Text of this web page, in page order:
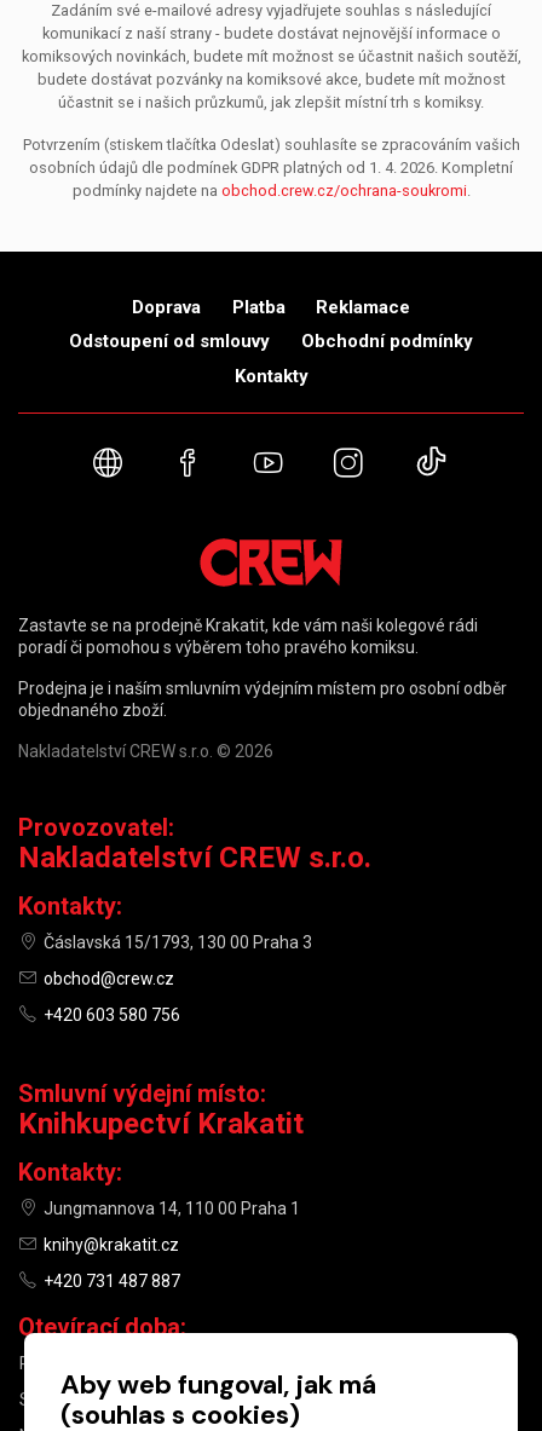
Zadáním své e-mailové adresy vyjadřujete souhlas s následující
komunikací z naší strany - budete dostávat nejnovější informace o
komiksových novinkách, budete mít možnost se účastnit našich soutěží,
budete dostávat pozvánky na komiksové akce, budete mít možnost
účastnit se i našich průzkumů, jak zlepšit místní trh s komiksy.
Potvrzením (stiskem tlačítka Odeslat) souhlasíte se zpracováním vašich
osobních údajů dle podmínek GDPR platných od 1. 4. 2026. Kompletní
podmínky najdete na obchod.crew.cz/ochrana-soukromi.
Doprava Platba
Reklamace
Odstoupení od smlouvy
Obchodní podmínky
Kontakty
Webové stránky
FacebookYouTubeInstagram
Zastavte se na prodejně Krakatit, kde vám naši kolegové rádi
poradí či pomohou s výběrem toho pravého komiksu.
Prodejna je i naším smluvním výdejním místem pro osobní odběr
objednaného zboží.
Nakladatelství CREW s.r.o. © 2026
Provozovatel:
Nakladatelství CREW s.r.o.
Kontakty:
Čáslavská 15/1793, 130 00 Praha 3
obchod@crew.cz
+420 603 580 756
Smluvní výdejní místo:
Knihkupectví Krakatit
Kontakty:
Jungmannova 14, 110 00 Praha 1
knihy@krakatit.cz
+420 731 487 887
Otevírací doba:
PO–PÁ
SO
10:00–13:00
Aby web fungoval, jak má
(souhlas s cookies)